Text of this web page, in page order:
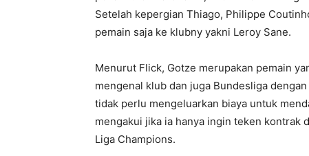
Setelah kepergian Thiago, Philippe
pemain saja ke klubny yakni Leroy Sane.
Menurut Flick, Gotze merupakan pemain
mengenal klub dan juga Bundesliga
tidak perlu mengeluarkan biaya untuk
mengakui jika ia hanya ingin teken kontrak
Liga Champions.